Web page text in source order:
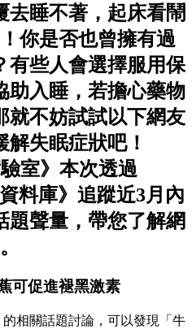
去睡不著，起床看鬧
你是否也曾擁有過
有些人會選擇服用保
助入睡，若擔心藥物
就不妨試試以下網友
失眠症狀吧！
室》本次透過
料庫》追蹤近3月內
題聲量，帶您了解網
可促進褪黑激素
相關話題討論，可以發現「牛